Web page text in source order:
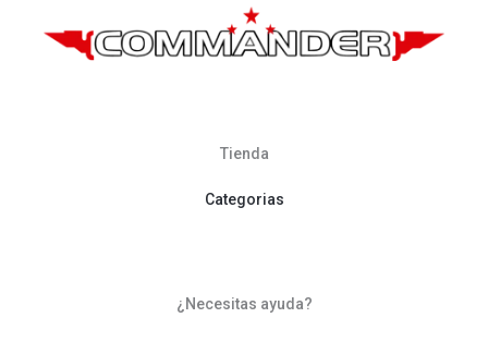
Tienda
Categorias
¿Necesitas ayuda?